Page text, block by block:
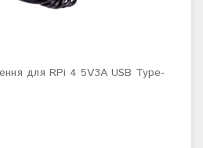
для RPi 4 5V3A USB Type-